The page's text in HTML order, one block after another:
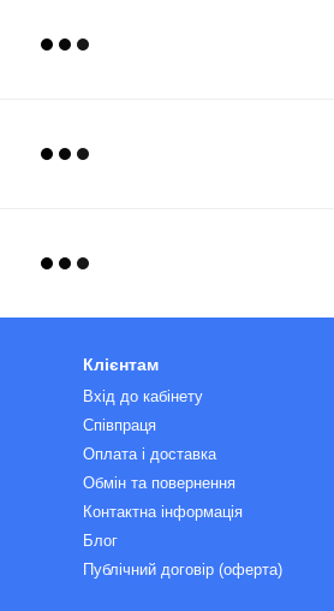
Клієнтам
Вхід до кабінету
Співпраця
Оплата і доставка
Обмін та повернення
Контактна інформація
Блог
Публічний договір (оферта)